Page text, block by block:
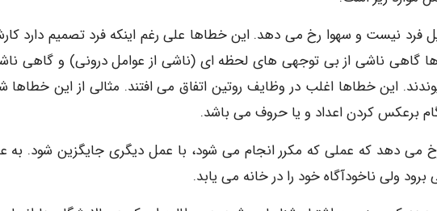
فرد نیست و سهوا رخ می دهد. این خطاها على رغم اینکه فرد تصمیم دارد
گاهی ناشی از بی توجهی های لحظه ای (ناشی از عوامل درونی) و گاهی
این خطاها اغلب در وظایف روتین اتفاق می افتند. مثالی از این خطاها
برعکس کردن اعداد و یا حروف می باشد.
می دهد که عملی که مکرر انجام می شود، با عمل دیگری جایگزین شود. به
ولی ناخودآگاه خود را در خانه می یابد.